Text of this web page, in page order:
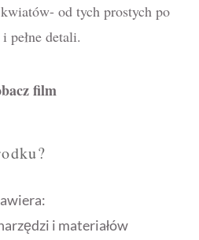
od tych prostych po
pełne detali.
film
i materiałów